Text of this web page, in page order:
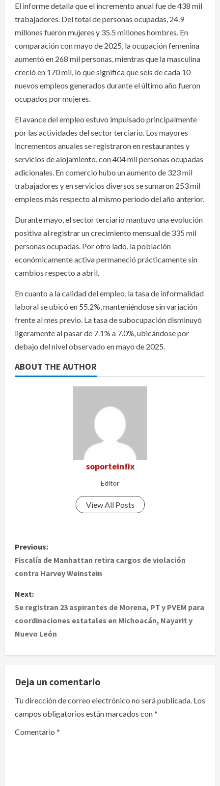
El informe detalla que el incremento anual fue de 438 mil
trabajadores. Del total de personas ocupadas, 24.9
millones fueron mujeres y 35.5 millones hombres. En
comparación con mayo de 2025, la ocupación femenina
aumentó en 268 mil personas, mientras que la masculina
creció en 170 mil, lo que significa que seis de cada 10
nuevos empleos generados durante el último año fueron
ocupados por mujeres.
El avance del empleo estuvo impulsado principalmente
por las actividades del sector terciario. Los mayores
incrementos anuales se registraron en restaurantes y
servicios de alojamiento, con 404 mil personas ocupadas
adicionales. En comercio hubo un aumento de 323 mil
trabajadores y en servicios diversos se sumaron 253 mil
empleos más respecto al mismo periodo del año anterior.
Durante mayo, el sector terciario mantuvo una evolución
positiva al registrar un crecimiento mensual de 335 mil
personas ocupadas. Por otro lado, la población
económicamente activa permaneció prácticamente sin
cambios respecto a abril.
En cuanto a la calidad del empleo, la tasa de informalidad
laboral se ubicó en 55.2%, manteniéndose sin variación
frente al mes previo. La tasa de subocupación disminuyó
ligeramente al pasar de 7.1% a 7.0%, ubicándose por
debajo del nivel observado en mayo de 2025.
ABOUT THE AUTHOR
soporteinfix
Editor
View All Posts
P
o
t
n
i
g
a
Previous:
Fiscalía de Manhattan retira cargos de violación
contra Harvey Weinstein
Next:
Se registran 23 aspirantes de Morena, PT y PVEM para
coordinaciones estatales en Michoacán, Nayarit y
Nuevo León
Deja un comentario
Tu dirección de correo electrónico no será publicada. Los
campos obligatorios están marcados con*
Comentario *